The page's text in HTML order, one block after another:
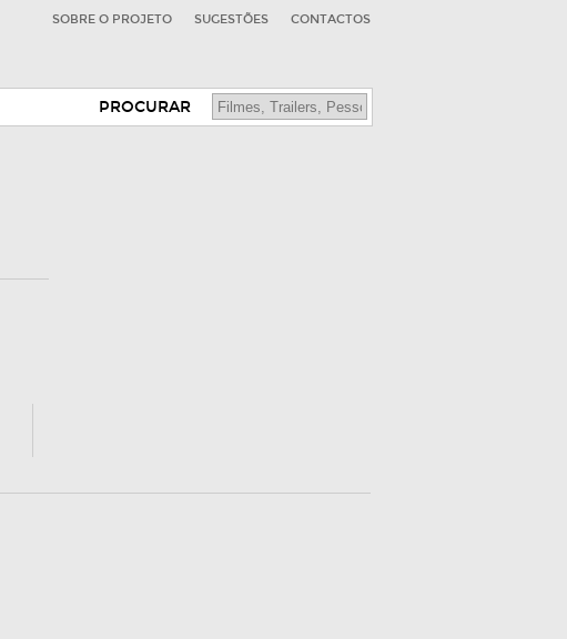
SOBRE O PROJETO SUGESTÕES CONTACTOS
PROCURAR